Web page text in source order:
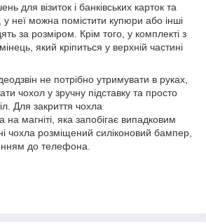
для візиток і банківських карток та
неї можна помістити купюри або інші
за розміром. Крім того, у комплекті з
який кріпиться у верхній частині
не потрібно утримувати в руках,
чохол у зручну підставку та просто
Для закриття чохла
на магніті, яка запобігає випадковим
чохла розміщений силіконовий бампер,
до телефона.